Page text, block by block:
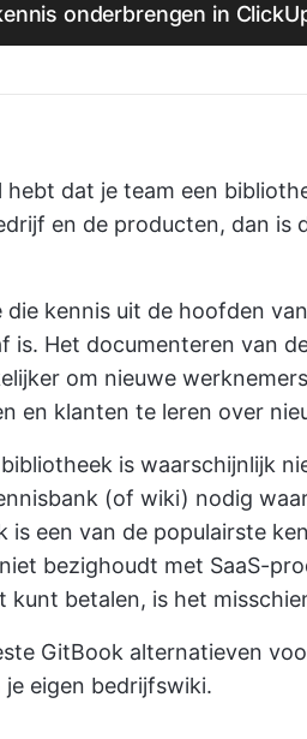
onderbrengen in
hebt dat je team een
en de producten, dan is
die kennis uit de hoofden
is. Het documenteren van
om nieuwe
en klanten te leren over
is waarschijnlijk
(of wiki) nodig
is een van de populairste
bezighoudt met SaaS-
kunt betalen, is het
GitBook alternatieven
eigen bedrijfswiki.